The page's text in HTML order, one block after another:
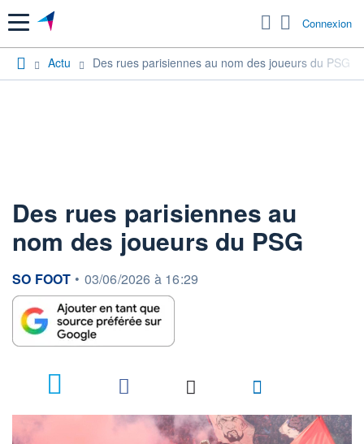
Menu Connexion
Actu Des rues parisiennes au nom des joueurs du PSG
Des rues parisiennes au
nom des joueurs du PSG
information fournie par
SO FOOT • 03/06/2026 à 16:29